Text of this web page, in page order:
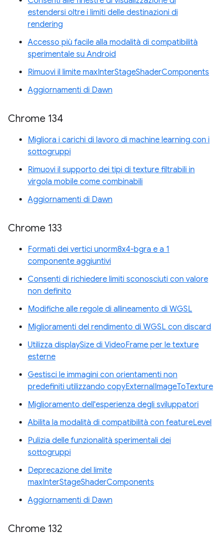
estendersi oltre i limiti delle destinazioni di
rendering
Accesso più facile alla modalità di compatibilità
sperimentale su Android
Rimuovi il limite maxInterStageShaderComponents
Aggiornamenti di Dawn
Chrome 134
Migliora i carichi di lavoro di machine learning con i
sottogruppi
Rimuovi il supporto dei tipi di texture filtrabili in
virgola mobile come combinabili
Aggiornamenti di Dawn
Chrome 133
Formati dei vertici unorm8x4-bgra e a 1
componente aggiuntivi
Consenti di richiedere limiti sconosciuti con valore
non definito
Modifiche alle regole di allineamento di WGSL
Miglioramenti del rendimento di WGSL con discard
Utilizza displaySize di VideoFrame per le texture
esterne
Gestisci le immagini con orientamenti non
predefiniti utilizzando copyExternalImageToTexture
Miglioramento dell'esperienza degli sviluppatori
Abilita la modalità di compatibilità con featureLevel
Pulizia delle funzionalità sperimentali dei
sottogruppi
Deprecazione del limite
maxInterStageShaderComponents
Aggiornamenti di Dawn
Chrome 132